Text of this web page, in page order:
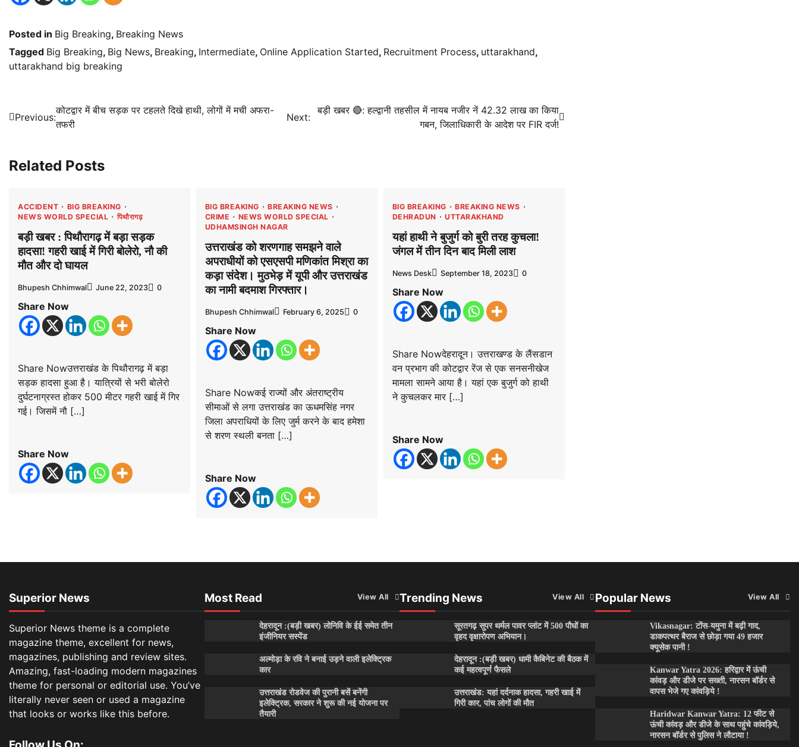
Posted in Big Breaking, Breaking News
Tagged Big Breaking, Big News, Breaking, Intermediate, Online Application Started, Recruitment Process, uttarakhand,
uttarakhand big breaking
Post
Previous:
कोटद्वार में बीच सड़क पर टहलते दिखे हाथी, लोगों में मची अफरा-
तफरी
Next:
बड़ी खबर 🔴: हल्द्वानी तहसील में नायब नजीर नें 42.32 लाख का किया
गबन, जिलाधिकारी के आदेश पर FIR दर्ज!
Related Posts
ACCIDENT
BIG BREAKING
NEWS WORLD SPECIAL
पिथौरागढ़
बड़ी खबर : पिथौरागढ़ में बड़ा सड़क
हादसा! गहरी खाई में गिरी बोलेरो, नौ की
मौत और दो घायल
Bhupesh Chhimwal June 22, 2023 0
Share Now
Share Nowउत्तराखंड के पिथौरागढ़ में बड़ा
सड़क हादसा हुआ है। यात्रियों से भरी बोलेरो
दुर्घटनाग्रस्त होकर 500 मीटर गहरी खाई में गिर
गई। जिसमें नौ […]
Share Now
BIG BREAKING
BREAKING NEWS
CRIME
NEWS WORLD SPECIAL
UDHAMSINGH NAGAR
उत्तराखंड को शरणगाह समझने वाले
अपराधीयों को एसएसपी मणिकांत मिश्रा का
कड़ा संदेश। मुठभेड़ में यूपी और उत्तराखंड
का नामी बदमाश गिरफ्तार।
Bhupesh Chhimwal February 6, 2025 0
Share Now
Share Nowकई राज्यों और अंतराष्ट्रीय
सीमाओं से लगा उत्तराखंड का ऊधमसिंह नगर
जिला अपराधियों के लिए जुर्म करने के बाद हमेशा
से शरण स्थली बनता […]
Share Now
BIG BREAKING
BREAKING NEWS
DEHRADUN
UTTARAKHAND
यहां हाथी ने बुजुर्ग को बुरी तरह कुचला!
जंगल में तीन दिन बाद मिली लाश
News Desk September 18, 2023 0
Share Now
Share Nowदेहरादून। उत्तराखण्ड के लैंसडान
वन प्रभाग की कोटद्वार रेंज से एक सनसनीखेज
मामला सामने आया है। यहां एक बुजुर्ग को हाथी
ने कुचलकर मार […]
Share Now
Superior News
Superior News theme is a complete
magazine theme, excellent for news,
magazines, publishing and review sites.
Amazing, fast-loading modern magazines
theme for personal or editorial use. You’ve
literally never seen or used a magazine
that looks or works like this before.
Most Read View All
देहरादून :(बड़ी खबर) लोनिवि के ईई समेत तीन
इंजीनियर सस्पेंड
अल्मोड़ा के रवि ने बनाई उड़ने वाली इलेक्ट्रिक
कार
उत्तराखंड रोडवेज की पुरानी बसें बनेंगी
इलेक्ट्रिक, सरकार ने शुरू की नई योजना पर
तैयारी
Trending News View All
सूरतगढ़ सुपर थर्मल पावर प्लांट में 500 पौधों का
वृहद वृक्षारोपण अभियान।
देहरादून :(बड़ी खबर) धामी कैबिनेट की बैठक में
कई महत्वपूर्ण फैसले
उत्तराखंड: यहां दर्दनाक हादसा, गहरी खाई में
गिरी कार, पांच लोगों की मौत
Popular News View All
Vikasnagar: टोंस-यमुना में बढ़ी गाद,
डाकपत्थर बैराज से छोड़ा गया 49 हजार
क्यूसेक पानी !
Kanwar Yatra 2026: हरिद्वार में ऊंची
कांवड़ और डीजे पर सख्ती, नारसन बॉर्डर से
वापस भेजे गए कांवड़िये !
Haridwar Kanwar Yatra: 12 फीट से
ऊंची कांवड़ और डीजे के साथ पहुंचे कांवड़िये,
नारसन बॉर्डर से पुलिस ने लौटाया !